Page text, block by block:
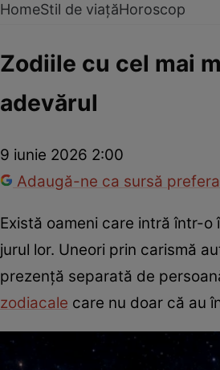
HomeStil de viațăHoroscop
Zodiile cu cel mai
adevărul
9 iunie 2026 2:00
Adaugă-ne ca sursă
Există oameni care intră într-
jurul lor. Uneori prin carismă
prezență separată de
zodiacale care nu doar că au